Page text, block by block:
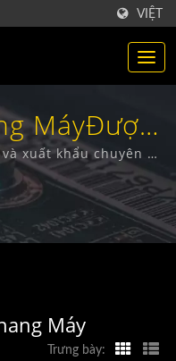
VIỆT
MáyĐược
Sản Xuất
Thông Đài
xuất khẩu chuyên về
các thiết bị không dây
4G và Báo khói 4G.
Máy
Trưng bày: